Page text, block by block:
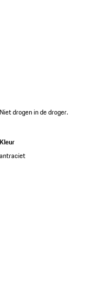
drogen in de droger.
Kleur
antraciet